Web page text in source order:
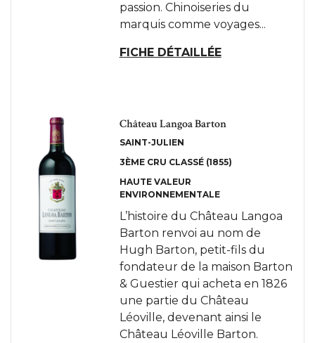
passion. Chinoiseries du
marquis comme voyages...
FICHE DÉTAILLÉE
Château Langoa Barton
SAINT-JULIEN
3ÈME CRU CLASSÉ (1855)
HAUTE VALEUR
ENVIRONNEMENTALE
L’histoire du Château Langoa
Barton renvoi au nom de
Hugh Barton, petit-fils du
fondateur de la maison Barton
& Guestier qui acheta en 1826
une partie du Château
Léoville, devenant ainsi le
Château Léoville Barton.